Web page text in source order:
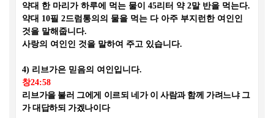
약대 한 마리가 하루에 먹는 물이 45리터 약 2말 반을 먹는다.
약대 10필 2드럼통의의 물을 먹는 다 아주 부지런한 여인인
것을 말해줍니다.
사랑의 여인인 것을 말하여 주고 있습니다.
4) 리브가은 믿음의 여인입니다.
창24:58
리 브가을 불러 그에게 이르되 네가 이 사람과 함께 가려느냐 그
가 대답하되 가겠나이다